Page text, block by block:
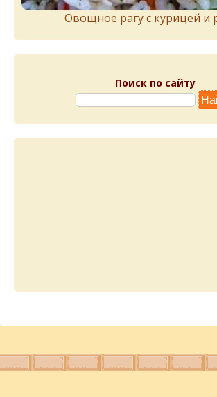
Овощное рагу с курицей и
Поиск по сайту